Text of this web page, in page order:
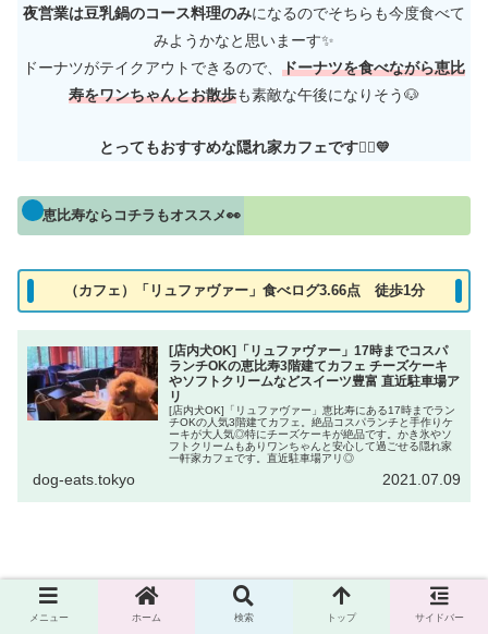
夜営業は豆乳鍋のコース料理のみになるのでそちらも今度食べて
みようかなと思いまーす✨
ドーナツがテイクアウトできるので、 ドーナツを食べながら恵比
寿をワンちゃんとお散歩も素敵な午後になりそう🐶
とってもおすすめな隠れ家カフェです🙋‍♀️💛
恵比寿ならコチラもオススメ👀
（カフェ）「リュファヴァー」食べログ3.66点 徒歩1分
[店内犬OK]「リュファヴァー」17時までコスパ
ランチOKの恵比寿3階建てカフェ チーズケーキ
やソフトクリームなどスイーツ豊富 直近駐車場ア
リ
[店内犬OK]「リュファヴァー」恵比寿にある17時までラン
チOKの人気3階建てカフェ。絶品コスパランチと手作りケ
ーキが大人気◎特にチーズケーキが絶品です。かき氷やソ
フトクリームもありワンちゃんと安心して過ごせる隠れ家
一軒家カフェです。直近駐車場アリ◎
dog-eats.tokyo 2021.07.09
シェアする
メニュー ホーム 検索 トップ サイドバー